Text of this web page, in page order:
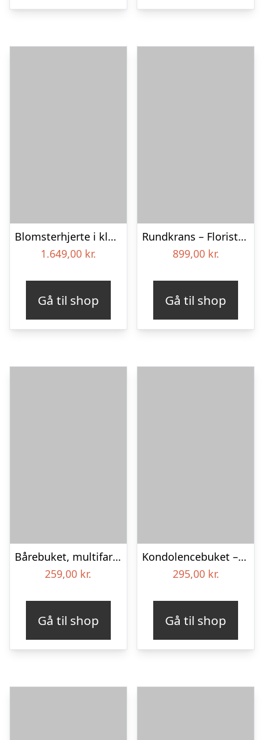
Blomsterhjerte i klassisk stil – creme
1.649,00 kr.
Gå til shop
Rundkrans – Floristens kreative valg
899,00 kr.
Gå til shop
Bårebuket, multifarvet (Floristens kreative valg)
259,00 kr.
Gå til shop
Kondolencebuket – Send blomster med Bloomit
295,00 kr.
Gå til shop